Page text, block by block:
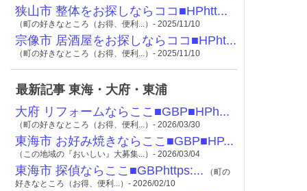
狭山市 整体をお探しならココ■HPhtt...
（町の好きなところ（お得、便利...）- 2025/11/10
宗像市 居酒屋をお探しならココ■HPht...
（町の好きなところ（お得、便利...）- 2025/11/10
最新記事 東海・大府・東浦
大府 リフォームならここ■GBP■HPh...
（町の好きなところ（お得、便利...）- 2026/03/30
東海市 お好み焼きならここ■GBP■HP...
（この地域の『おいしい』大募集...）- 2026/03/04
東海市 探偵ならここ■GBPhttps:... （町の
好きなところ（お得、便利...）- 2026/02/10